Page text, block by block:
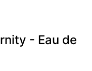
- Eau de